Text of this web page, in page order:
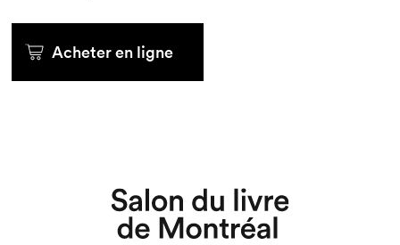
Que cherchez-vous?
Acheter en ligne